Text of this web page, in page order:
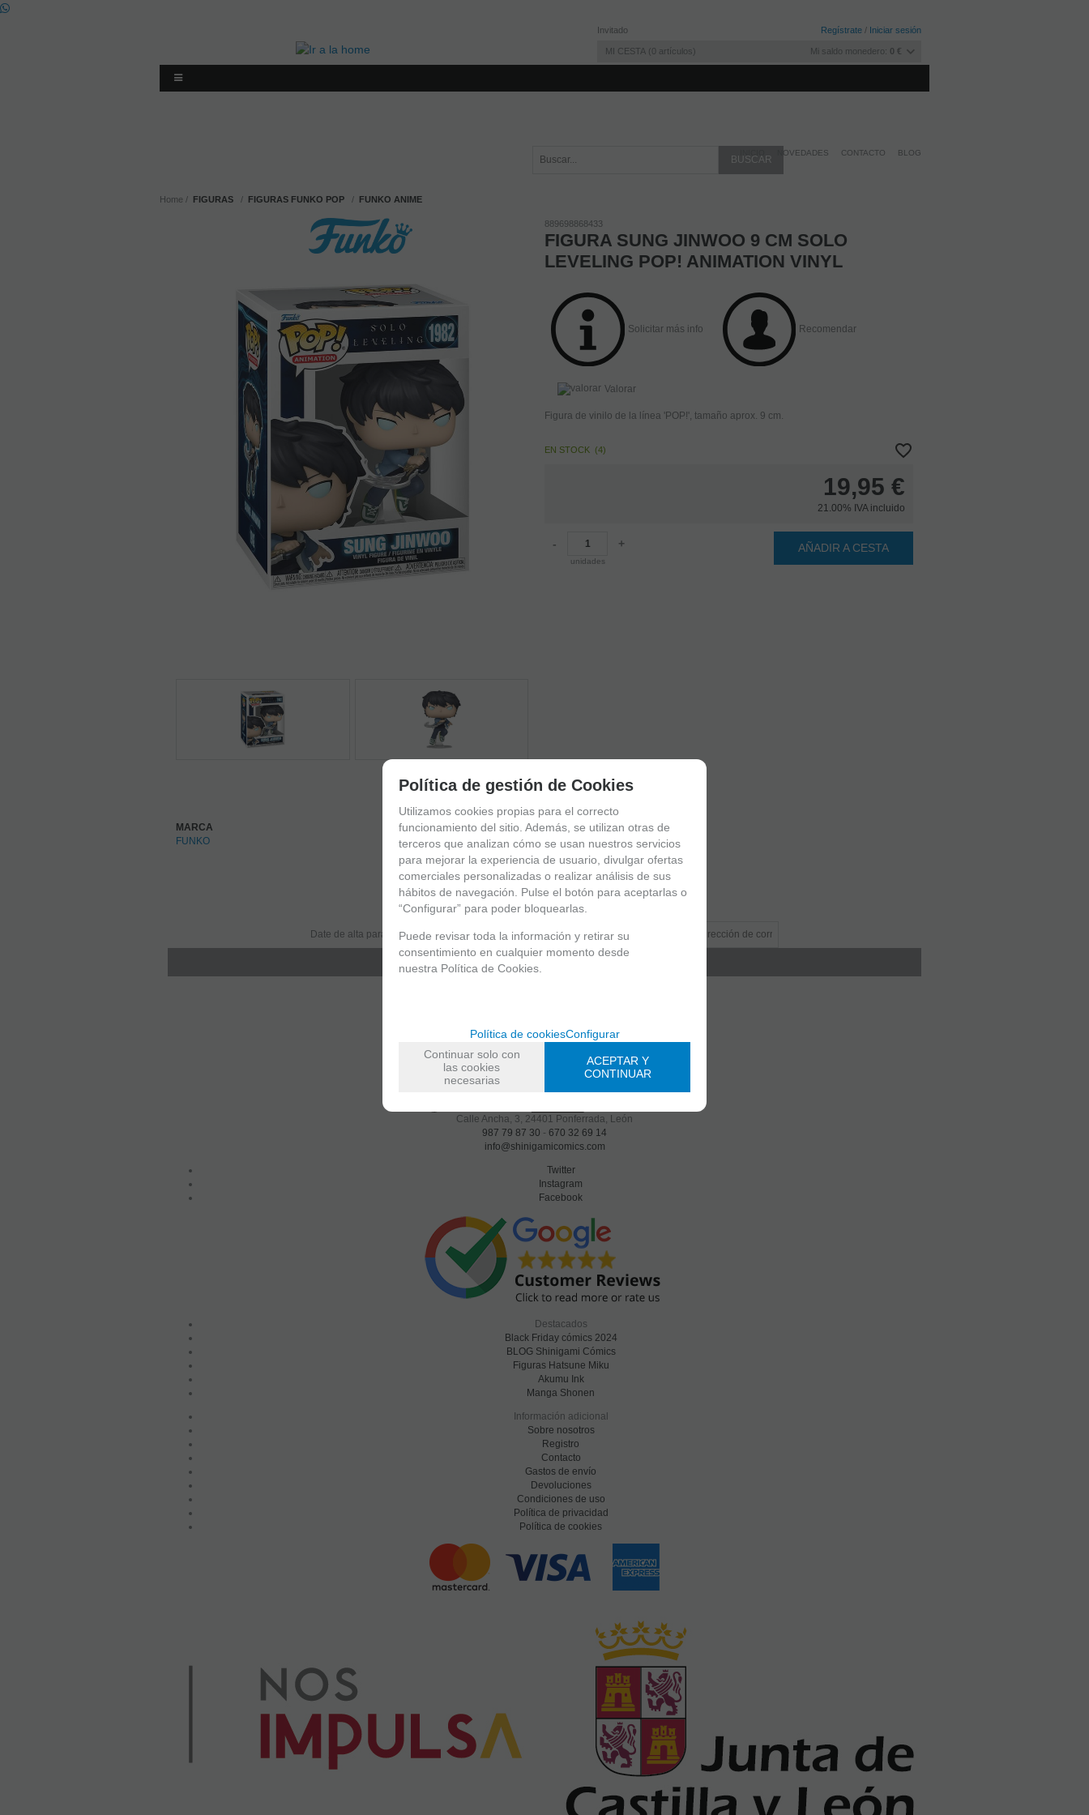
Invitado Regístrate / Iniciar sesión
MI CESTA 0 artículos Mi saldo monedero: 0 €
NOVEDADES CONTACTO BLOG
Home FIGURAS FIGURAS FUNKO POP FUNKO ANIME
889698868433
FIGURA SUNG JINWOO 9 CM SOLO
LEVELING POP! ANIMATION VINYL
Solicitar más info Recomendar
Valorar
Figura de vinilo de la línea 'POP!', tamaño aprox. 9 cm.
EN STOCK (4)
19,95 €
21.00% IVA incluido
-
unidades
+ AÑADIR A CESTA
MARCA
FUNKO
Entérate de lo último
Date de alta para estar al día de las novedades a través de nuestro boletín
Shinigami Cómics
Calle Ancha, 3 24401 Ponferrada, León
987 79 87 30 - 670 32 69 14
info@shinigamicomics.com
Twitter
Instagram
Facebook
Destacados
Black Friday cómics 2024
BLOG Shinigami Cómics
Figuras Hatsune Miku
Akumu Ink
Manga Shonen
Información adicional
Sobre nosotros
Registro
Contacto
Gastos de envío
Devoluciones
Condiciones de uso
Política de privacidad
Política de cookies
Política de gestión de Cookies
Utilizamos cookies propias para el correcto
funcionamiento del sitio. Además, se utilizan otras de
terceros que analizan cómo se usan nuestros servicios
para mejorar la experiencia de usuario, divulgar ofertas
comerciales personalizadas o realizar análisis de sus
hábitos de navegación. Pulse el botón para aceptarlas o
“Configurar” para poder bloquearlas.
Puede revisar toda la información y retirar su
consentimiento en cualquier momento desde
nuestra Política de Cookies.
Política de cookiesConfigurar
Continuar solo con
las cookies
necesarias
ACEPTAR Y
CONTINUAR